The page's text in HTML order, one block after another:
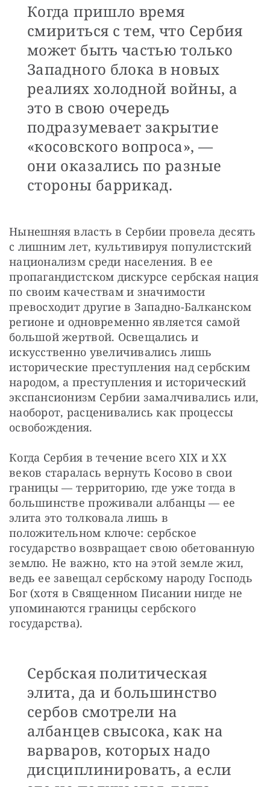
Когда пришло время
смириться с тем, что Сербия
может быть частью только
Западного блока в новых
реалиях холодной войны, а
это в свою очередь
подразумевает закрытие
«косовского вопроса», —
они оказались по разные
стороны баррикад.
Нынешняя власть в Сербии провела десять
с лишним лет, культивируя популистский
национализм среди населения. В ее
пропагандистском дискурсе сербская нация
по своим качествам и значимости
превосходит другие в Западно-Балканском
регионе и одновременно является самой
большой жертвой. Освещались и
искусственно увеличивались лишь
исторические преступления над сербским
народом, а преступления и исторический
экспансионизм Сербии замалчивались или,
наоборот, расценивались как процессы
освобождения.
Когда Сербия в течение всего XIX и ХХ
веков старалась вернуть Косово в свои
границы — территорию, где уже тогда в
большинстве проживали албанцы — ее
элита это толковала лишь в
положительном ключе: сербское
государство возвращает свою обетованную
землю. Не важно, кто на этой земле жил,
ведь ее завещал сербскому народу Господь
Бог (хотя в Священном Писании нигде не
упоминаются границы сербского
государства).
Сербская политическая
элита, да и большинство
сербов смотрели на
албанцев свысока, как на
варваров, которых надо
дисциплинировать, а если